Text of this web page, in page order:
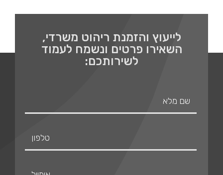
לייעוץ והזמנת ריהוט משרדי,
השאירו פרטים ונשמח לעמוד
לשירותכם: